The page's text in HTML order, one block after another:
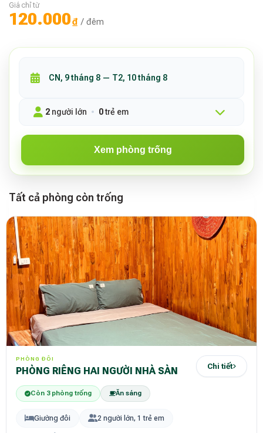
Giá chỉ từ
120.000₫ / đêm
2 người lớn 0trẻ em
Xem phòng trống
Tất cả phòng còn trống
PHÒNG ĐÔI
PHÒNG RIÊNG HAI NGƯỜI NHÀ SÀN Chi tiết
Còn 3 phòng trống Ăn sáng
Giường đôi 2 người lớn, 1 trẻ em